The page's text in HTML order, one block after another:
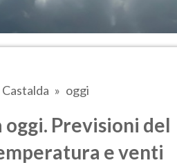
Castalda oggi
oggi. Previsioni del
e venti